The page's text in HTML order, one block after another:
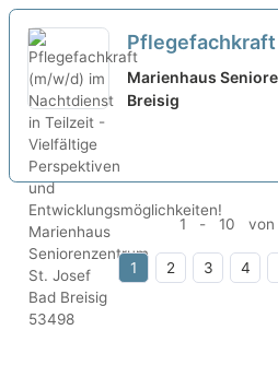
Nachtdienst in
Perspektiven
Marienhaus
Breisig
1 - 10 von
1 2 3 4